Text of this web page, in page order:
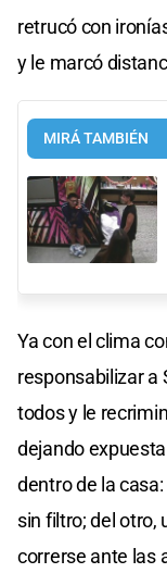
retrucó con
y le marcó
MIRÁ TAMBIÉN
Ya con el clima
responsabilizar a
todos y le
dejando
dentro de la
sin filtro; del otro,
correrse ante las